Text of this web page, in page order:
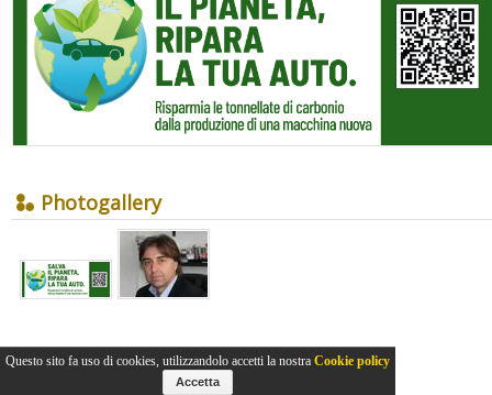
Photogallery
2011-2026© Collins Editore - P.Iva 13142370157
Questo sito fa uso di cookies, utilizzandolo accetti la nostra Cookie policy
Accetta